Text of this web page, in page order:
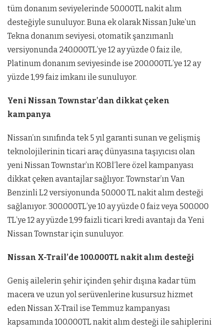
tüm donanım seviyelerinde 50.000TL nakit alım
desteğiyle sunuluyor. Buna ek olarak Nissan Juke’un
Tekna donanım seviyesi, otomatik şanzımanlı
versiyonunda 240.000TL’ye 12 ay yüzde 0 faiz ile,
Platinum donanım seviyesinde ise 200.000TL’ye 12 ay
yüzde 1,99 faiz imkanı ile sunuluyor.
Yeni Nissan Townstar’dan dikkat çeken
kampanya
Nissan’ın sınıfında tek 5 yıl garanti sunan ve gelişmiş
teknolojilerinin ticari araç dünyasına taşıyıcısı olan
yeni Nissan Townstar’ın KOBİ’lere özel kampanyası
dikkat çeken avantajlar sağlıyor. Townstar’ın Van
Benzinli L2 versiyonunda 50.000 TL nakit alım desteği
sağlanıyor. 300.000TL’ye 10 ay yüzde 0 faiz veya 500.000
TL’ye 12 ay yüzde 1,99 faizli ticari kredi avantajı da Yeni
Nissan Townstar için sunuluyor.
Nissan X-Trail’de 100.000TL nakit alım desteği
Geniş ailelerin şehir içinden şehir dışına kadar tüm
macera ve uzun yol serüvenlerine kusursuz hizmet
eden Nissan X-Trail ise Temmuz kampanyası
kapsamında 100.000TL nakit alım desteği ile sahiplerini